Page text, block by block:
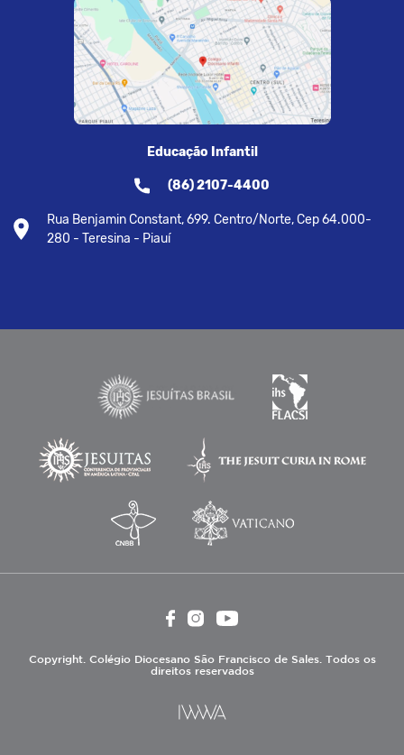
Educação Infantil
(86) 2107-4400
Rua Benjamin Constant, 699. Centro/Norte, Cep 64.000-
280 - Teresina - Piauí
Copyright. Colégio Diocesano São Francisco de Sales. Todos os
direitos reservados